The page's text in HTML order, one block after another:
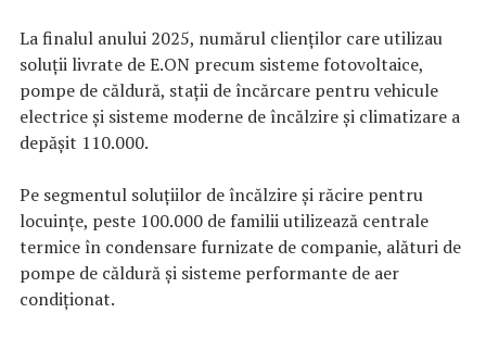
La finalul anului 2025, numărul clienţilor care utilizau
soluţii livrate de E.ON precum sisteme fotovoltaice,
pompe de căldură, staţii de încărcare pentru vehicule
electrice şi sisteme moderne de încălzire şi climatizare a
depăşit 110.000.
Pe segmentul soluţiilor de încălzire şi răcire pentru
locuinţe, peste 100.000 de familii utilizează centrale
termice în condensare furnizate de companie, alături de
pompe de căldură şi sisteme performante de aer
condiţionat.